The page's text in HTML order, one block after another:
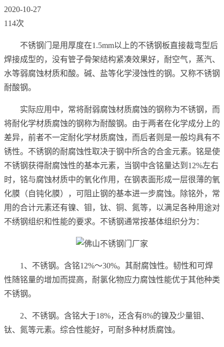
2020-10-27
114次
不锈钢门是用厚度在1.5mm以上的不锈钢板直接裁弯型后
焊接成型的，没有管子骨架结构紧凑效果好，耐空气，蒸汽、
水等弱腐蚀材质和酸。碱、盐等化学浸蚀性的钢。又称不锈钢
耐酸钢。
实际应用中，常将耐弱腐蚀材质腐蚀的钢称为不锈钢，而
将耐化学材质腐蚀的钢称为耐酸钢。由于两者在化学成分上的
差异，前者不一定耐化学材质腐蚀，而后者则是一般均具有不
锈性。不锈钢的耐腐蚀性取决于钢中所含的合金元素。铭是使
不锈钢获得耐腐蚀性的基本元素，当钢中含铭量达到12%左右
时，铭与腐蚀材质中的氧化作用，在钢表面形成一层很薄的氧
化膜（自钝化膜），可阻止钢的基本进一步腐蚀。除铭外，常
用的合计元素还有镍、钼，钛、铜、氮等，以满足各种用途对
不绣钢组织和性能的要求。不锈钢通常按基体组织分为：
1、不锈钢。含铭12%～30%。其耐腐蚀性。韧性和可焊
性随铭量的增加而提高，耐氯化物应力腐蚀性能优于其他种类
不锈钢。
2、不锈钢。含铭大于18%，还含有8%的镍及少量钼、
钛、氮等元素。综合性能好，可耐多种材质腐蚀。